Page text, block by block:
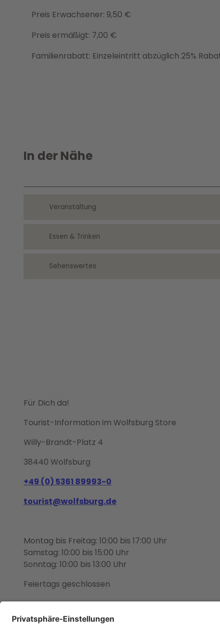
Preis Erwachsener: 9,50 €
Preis ermäßigt: 7,00 €
Familienrabatt: Einzeleintritt abzüglich 25%
In der Nähe
Veranstaltung
Essen & Trinken
Sehenswertes
Für Dich da!
Tourist-Information im Wolfsburg Store
Willy-Brandt-Platz 4
38440 Wolfsburg
+49 (0) 5361 89993-0
tourist@wolfsburg.de
Montag bis Freitag: 10:00 bis 17:00 Uhr
Samstag: 10:00 bis 15:00 Uhr
Sonntag: 10:00 bis 13:00 Uhr
Feiertags geschlossen